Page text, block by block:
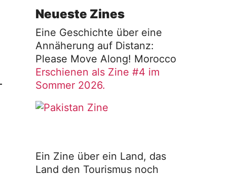
Neueste Zines
Eine Geschichte über eine
Annäherung auf Distanz:
Please Move Along! Morocco
Erschienen als Zine #4 im
Sommer 2026.
Ein Zine über ein Land, das
Land den Tourismus noch